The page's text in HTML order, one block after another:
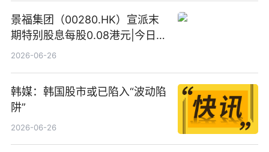
景福集团（00280.HK）宣派末
期特别股息每股0.08港元|今日快
看
2026-06-26
韩媒：韩国股市或已陷入“波动陷
阱”
2026-06-26